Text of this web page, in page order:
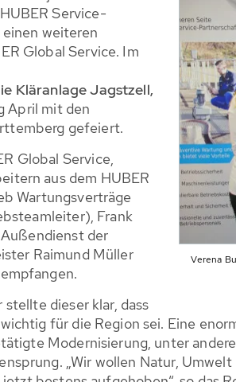
Verena
Service-
weiteren
Global Service. Im
Kläranlage Jagstzell,
April mit den
gefeiert.
Global Service,
aus dem HUBER
Wartungsverträge
Frank
der
Raimund Müller
dieser klar, dass
für die Region sei. Eine
Modernisierung, unter
„Wir wollen Natur,